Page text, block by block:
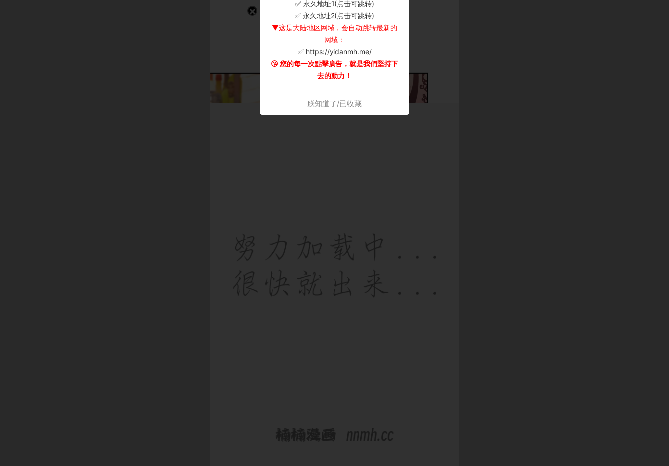
✅ 永久地址1(点击可跳转)
✅ 永久地址2(点击可跳转)
▼这是大陆地区网域，会自动跳转最新的
网域：
✅ https://yidanmh.me/
😘 您的每一次點擊廣告，就是我們堅持下
去的動力！
朕知道了/已收藏
×